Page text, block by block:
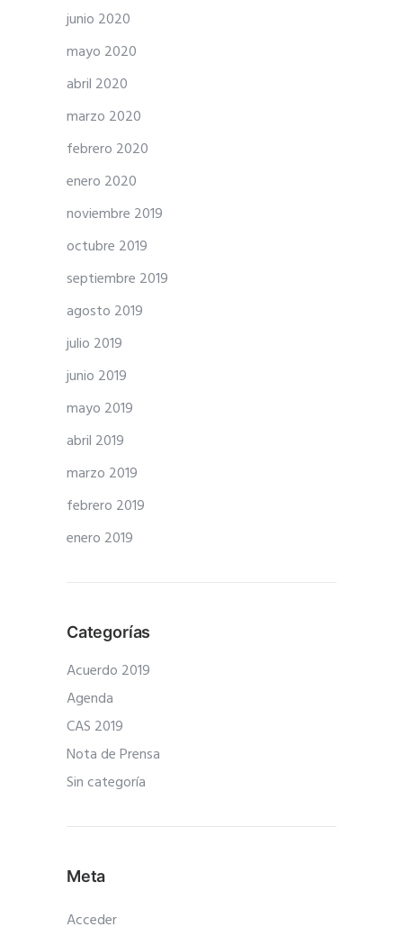
junio 2020
mayo 2020
abril 2020
marzo 2020
febrero 2020
enero 2020
noviembre 2019
octubre 2019
septiembre 2019
agosto 2019
julio 2019
junio 2019
mayo 2019
abril 2019
marzo 2019
febrero 2019
enero 2019
Categorías
Acuerdo 2019
Agenda
CAS 2019
Nota de Prensa
Sin categoría
Meta
Acceder